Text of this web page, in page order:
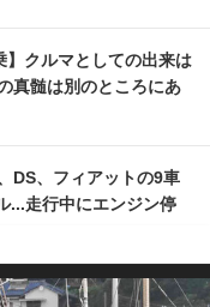
】クルマとしての出来は
真髄は別のところにあ
DS、フィアットの9車
...走行中にエンジン停